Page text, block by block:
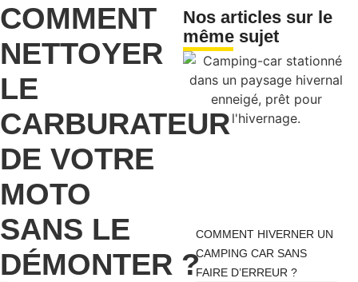
COMMENT
NETTOYER
LE
CARBURATEUR
DE VOTRE
MOTO
SANS LE
DÉMONTER ?
Nos articles sur le
même sujet
COMMENT HIVERNER UN
CAMPING CAR SANS
FAIRE D’ERREUR ?